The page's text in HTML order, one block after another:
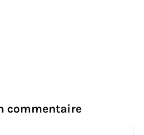
commentaire